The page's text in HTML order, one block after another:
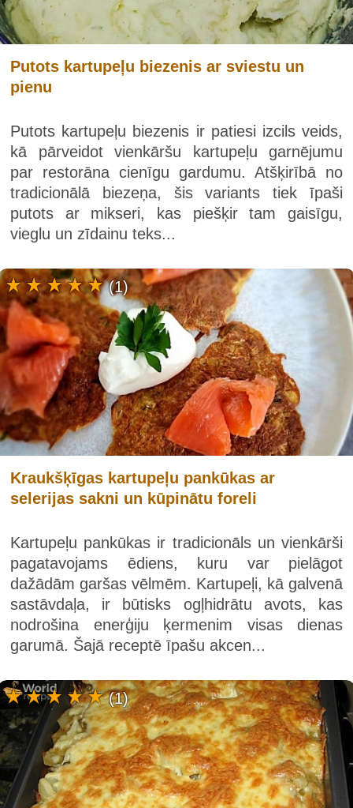
Putots kartupeļu biezenis ar sviestu un
pienu
Putots kartupeļu biezenis ir patiesi izcils veids,
kā pārveidot vienkāršu kartupeļu garnējumu
par restorāna cienīgu gardumu. Atšķirībā no
tradicionālā biezeņa, šis variants tiek īpaši
putots ar mikseri, kas piešķir tam gaisīgu,
vieglu un zīdainu teks...
Kraukšķīgas kartupeļu pankūkas ar
selerijas sakni un kūpinātu foreli
Kartupeļu pankūkas ir tradicionāls un vienkārši
pagatavojams ēdiens, kuru var pielāgot
dažādām garšas vēlmēm. Kartupeļi, kā galvenā
sastāvdaļa, ir būtisks ogļhidrātu avots, kas
nodrošina enerģiju ķermenim visas dienas
garumā. Šajā receptē īpašu akcen...
(1)
(1)